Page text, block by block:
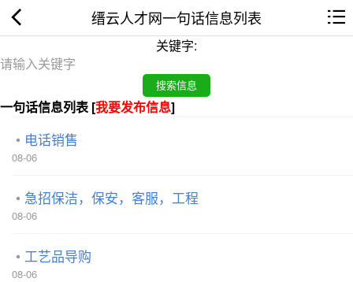
缙云人才网一句话信息列表
关键字:
一句话信息列表 [我要发布信息]
电话销售
08-06
急招保洁，保安，客服，工程
08-06
工艺品导购
08-06